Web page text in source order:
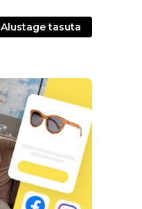
Alustage tasuta